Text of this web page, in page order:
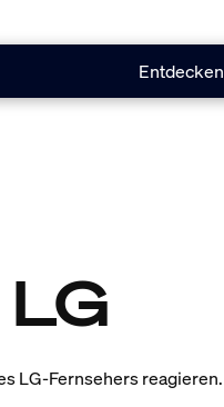
Entdecken
LG-Fernsehers reagieren.